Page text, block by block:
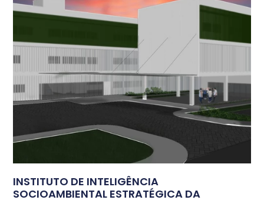
INSTITUTO DE INTELIGÊNCIA
SOCIOAMBIENTAL ESTRATÉGICA DA